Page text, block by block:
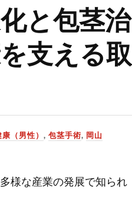
と包茎治
支える取
康（男性）,包茎手術, 岡山
様な産業の発展で知られ